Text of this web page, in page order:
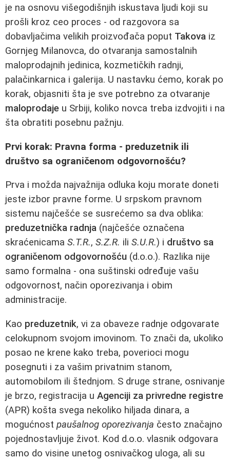
je na osnovu višegodišnjih iskustava ljudi koji su
prošli kroz ceo proces - od razgovora sa
dobavljačima velikih proizvođača poput Takova iz
Gornjeg Milanovca, do otvaranja samostalnih
maloprodajnih jedinica, kozmetičkih radnji,
palačinkarnica i galerija. U nastavku ćemo, korak po
korak, objasniti šta je sve potrebno za otvaranje
maloprodaje u Srbiji, koliko novca treba izdvojiti i na
šta obratiti posebnu pažnju.
Prvi korak: Pravna forma - preduzetnik ili
društvo sa ograničenom odgovornošću?
Prva i možda najvažnija odluka koju morate doneti
jeste izbor pravne forme. U srpskom pravnom
sistemu najčešće se susrećemo sa dva oblika:
preduzetnička radnja (najčešće označena
skraćenicama S.T.R., S.Z.R. ili S.U.R.) i društvo sa
ograničenom odgovornošću (d.o.o.). Razlika nije
samo formalna - ona suštinski određuje vašu
odgovornost, način oporezivanja i obim
administracije.
Kao preduzetnik, vi za obaveze radnje odgovarate
celokupnom svojom imovinom. To znači da, ukoliko
posao ne krene kako treba, poverioci mogu
posegnuti i za vašim privatnim stanom,
automobilom ili štednjom. S druge strane, osnivanje
je brzo, registracija u Agenciji za privredne registre
(APR) košta svega nekoliko hiljada dinara, a
mogućnost paušalnog oporezivanja često značajno
pojednostavljuje život. Kod d.o.o. vlasnik odgovara
samo do visine unetog osnivačkog uloga, ali su